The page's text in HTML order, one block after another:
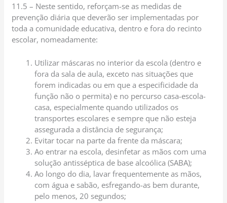
11.5 – Neste sentido, reforçam-se as medidas de
prevenção diária que deverão ser implementadas por
toda a comunidade educativa, dentro e fora do recinto
escolar, nomeadamente:
Utilizar máscaras no interior da escola (dentro e
fora da sala de aula, exceto nas situações que
forem indicadas ou em que a especificidade da
função não o permita) e no percurso casa-escola-
casa, especialmente quando utilizados os
transportes escolares e sempre que não esteja
assegurada a distância de segurança;
Evitar tocar na parte da frente da máscara;
Ao entrar na escola, desinfetar as mãos com uma
solução antisséptica de base alcoólica (SABA);
Ao longo do dia, lavar frequentemente as mãos,
com água e sabão, esfregando-as bem durante,
pelo menos, 20 segundos;